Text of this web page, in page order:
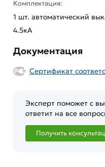
Комплектация:
1 шт. автоматический
4.5кА
Документация
Сертификат
Эксперт поможет с
ответит на все
Получить